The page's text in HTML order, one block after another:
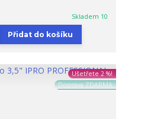
Skladem 10
Přidat do košíku
Ušetřete 2 %!
Doprava ZDARMA